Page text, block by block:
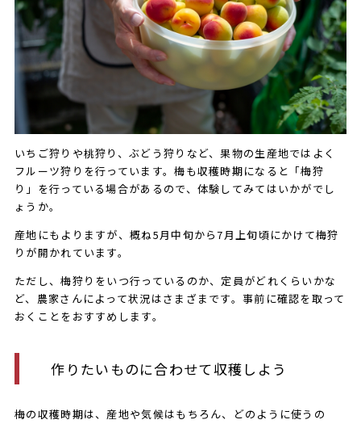
いちご狩りや桃狩り、ぶどう狩りなど、果物の生産地ではよく
フルーツ狩りを行っています。梅も収穫時期になると「梅狩
り」を行っている場合があるので、体験してみてはいかがでし
ょうか。
産地にもよりますが、概ね5月中旬から7月上旬頃にかけて梅狩
りが開かれています。
ただし、梅狩りをいつ行っているのか、定員がどれくらいかな
ど、農家さんによって状況はさまざまです。事前に確認を取って
おくことをおすすめします。
作りたいものに合わせて収穫しよう
梅の収穫時期は、産地や気候はもちろん、どのように使うの